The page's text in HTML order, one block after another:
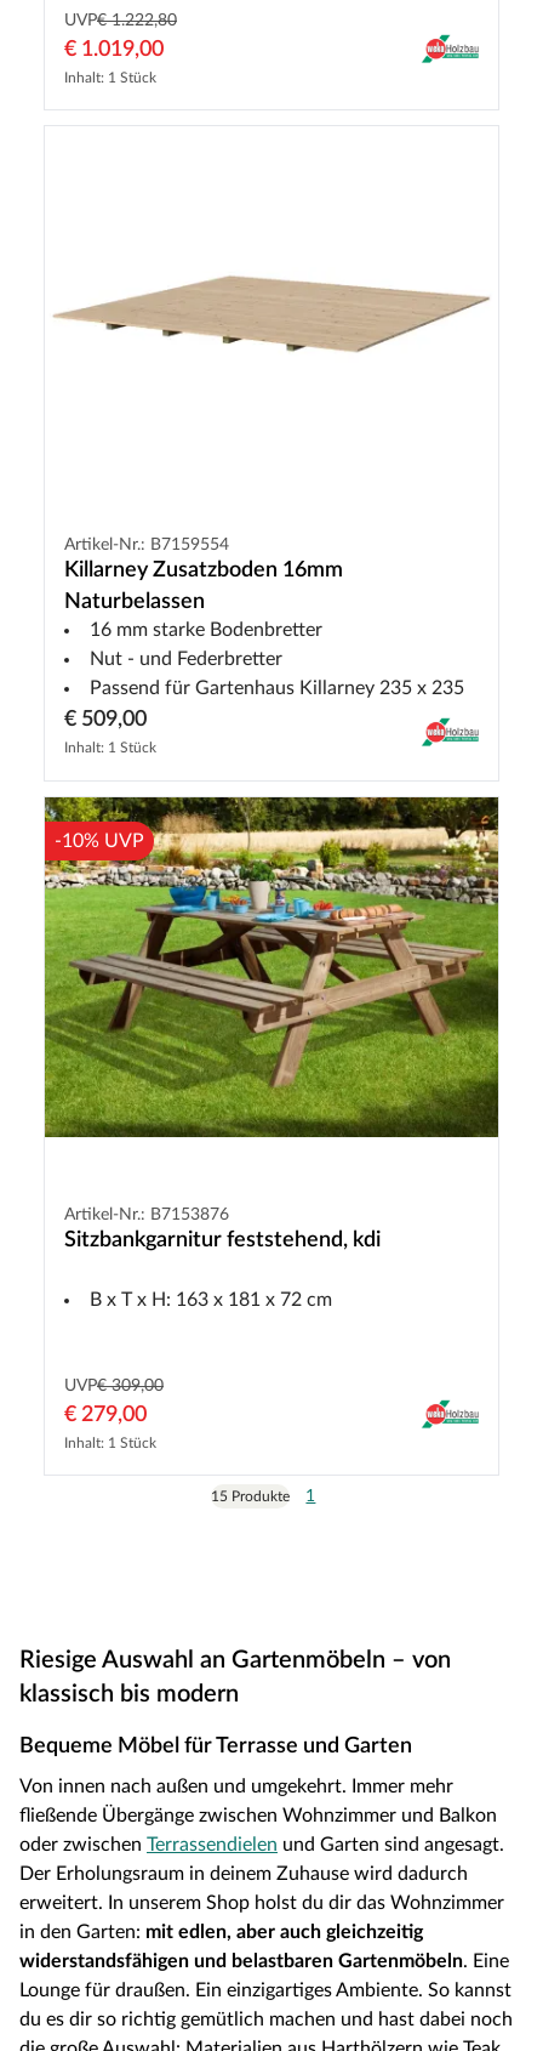
UVP€ 1.222,80
€ 1.019,00
Inhalt: 1 Stück
Artikel-Nr.: B7159554
Killarney Zusatzboden 16mm
Naturbelassen
16 mm starke Bodenbretter
Nut - und Federbretter
Passend für Gartenhaus Killarney 235 x 235
€ 509,00
Inhalt: 1 Stück
-10% UVP
Artikel-Nr.: B7153876
Sitzbankgarnitur feststehend, kdi
B x T x H: 163 x 181 x 72 cm
UVP€ 309,00
€ 279,00
Inhalt: 1 Stück
15 Produkte 1
Riesige Auswahl an Gartenmöbeln – von
klassisch bis modern
Bequeme Möbel für Terrasse und Garten
Von innen nach außen und umgekehrt. Immer mehr
fließende Übergänge zwischen Wohnzimmer und Balkon
oder zwischen Terrassendielen und Garten sind angesagt.
Der Erholungsraum in deinem Zuhause wird dadurch
erweitert. In unserem Shop holst du dir das Wohnzimmer
in den Garten: mit edlen, aber auch gleichzeitig
widerstandsfähigen und belastbaren Gartenmöbeln. Eine
Lounge für draußen. Ein einzigartiges Ambiente. So kannst
du es dir so richtig gemütlich machen und hast dabei noch